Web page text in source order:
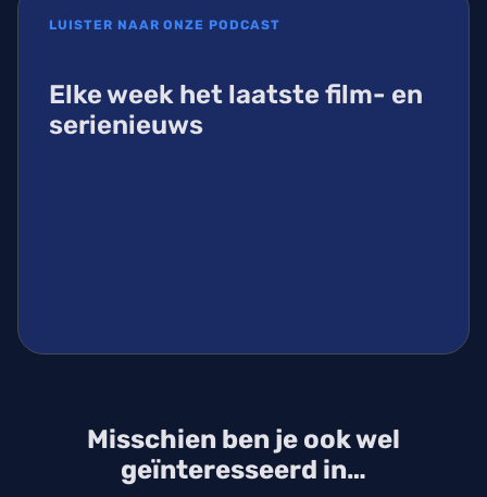
LUISTER NAAR ONZE PODCAST
Elke week het laatste film- en
serienieuws
Misschien ben je ook wel
geïnteresseerd in…